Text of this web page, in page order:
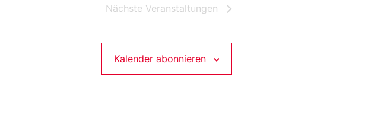
Nächste Veranstaltungen
Kalender abonnieren